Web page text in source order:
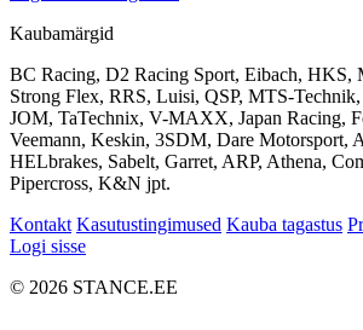
Kaubamärgid
BC Racing, D2 Racing Sport, Eibach, HKS,
Strong Flex, RRS, Luisi, QSP, MTS-
JOM, TaTechnix, V-MAXX, Japan Racing,
Veemann, Keskin, 3SDM, Dare Motorsport,
HELbrakes, Sabelt, Garret, ARP, Athena,
Pipercross, K&N jpt.
Kontakt Kasutustingimused Kauba tagastus
Logi sisse
© 2026 STANCE.EE